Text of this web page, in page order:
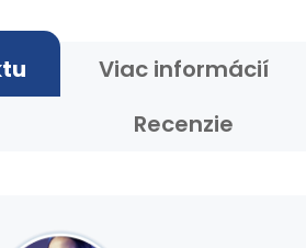
Viac informácií
Recenzie